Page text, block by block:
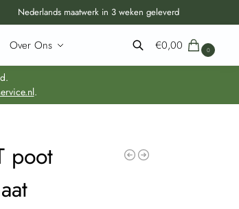
Nederlands maatwerk in 3 weken geleverd
Over Ons €0,00 0
.
poot